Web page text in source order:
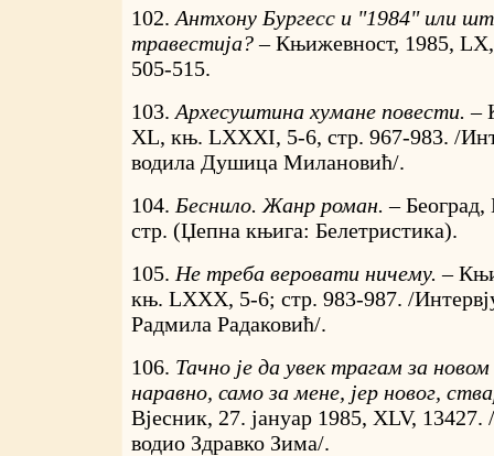
102. Антхонy Бургесс и "1984" или
травестија? –Књижевност, 1985,
505-515.
103. Архесуштина хумане повести. –
XL, књ. LXXXI, 5-6, стр. 967-983. /
водила Душица Милановић/.
104. Беснило. Жанр роман. –
стр. (Џепна књига: Белетристика).
105. Не треба веровати ничему. –
књ. LXXX, 5-6; стр. 983-987. /
Радмила Радаковић/.
106. Тачно је да увек трагам за
наравно, само за мене, јер новог,
Вјесник, 27. јануар 1985, XLV, 13427.
водио Здравко Зима/.